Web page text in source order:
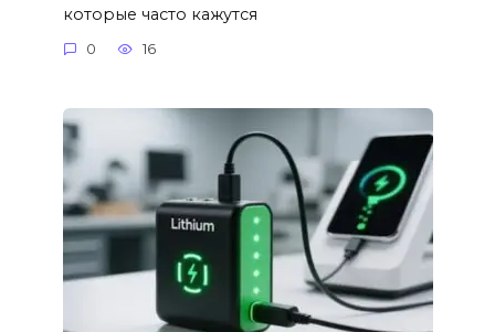
которые часто кажутся
0 16